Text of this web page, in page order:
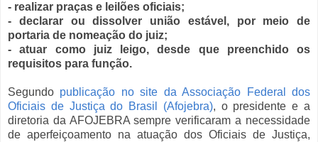
- realizar praças e leilões oficiais;
- declarar ou dissolver união estável, por meio de
portaria de nomeação do juiz;
- atuar como juiz leigo, desde que preenchido os
requisitos para função.
Segundo publicação no site da Associação Federal dos
Oficiais de Justiça do Brasil (Afojebra), o presidente e a
diretoria da AFOJEBRA sempre verificaram a necessidade
de aperfeiçoamento na atuação dos Oficiais de Justiça,